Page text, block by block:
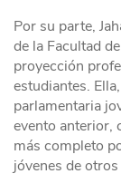
Por su parte,
de la Facultad
proyección
estudiantes.
parlamentaria
evento anterior,
más completo
jóvenes de